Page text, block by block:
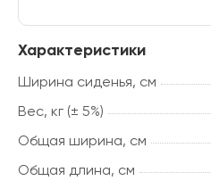
Характеристики
Ширина сиденья, см
Вес, кг (± 5%)
Общая ширина, см
Общая длина, см